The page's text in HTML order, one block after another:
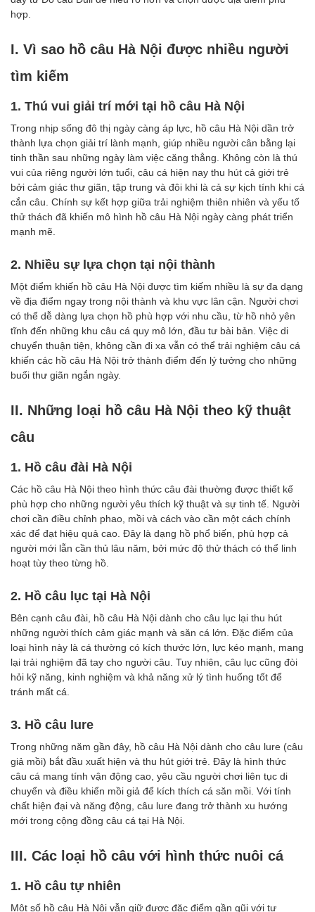
hợp.
I. Vì sao hồ câu Hà Nội được nhiều người
tìm kiếm
1. Thú vui giải trí mới tại hồ câu Hà Nội
Trong nhịp sống đô thị ngày càng áp lực, hồ câu Hà Nội dần trở
thành lựa chọn giải trí lành mạnh, giúp nhiều người cân bằng lại
tinh thần sau những ngày làm việc căng thẳng. Không còn là thú
vui của riêng người lớn tuổi, câu cá hiện nay thu hút cả giới trẻ
bởi cảm giác thư giãn, tập trung và đôi khi là cả sự kịch tính khi cá
cắn câu. Chính sự kết hợp giữa trải nghiệm thiên nhiên và yếu tố
thử thách đã khiến mô hình hồ câu Hà Nội ngày càng phát triển
mạnh mẽ.
2. Nhiều sự lựa chọn tại nội thành
Một điểm khiến hồ câu Hà Nội được tìm kiếm nhiều là sự đa dạng
về địa điểm ngay trong nội thành và khu vực lân cận. Người chơi
có thể dễ dàng lựa chọn hồ phù hợp với nhu cầu, từ hồ nhỏ yên
tĩnh đến những khu câu cá quy mô lớn, đầu tư bài bản. Việc di
chuyển thuận tiện, không cần đi xa vẫn có thể trải nghiệm câu cá
khiến các hồ câu Hà Nội trở thành điểm đến lý tưởng cho những
buổi thư giãn ngắn ngày.
II. Những loại hồ câu Hà Nội theo kỹ thuật
câu
1. Hồ câu đài Hà Nội
Các hồ câu Hà Nội theo hình thức câu đài thường được thiết kế
phù hợp cho những người yêu thích kỹ thuật và sự tinh tế. Người
chơi cần điều chỉnh phao, mồi và cách vào cần một cách chính
xác để đạt hiệu quả cao. Đây là dạng hồ phổ biến, phù hợp cả
người mới lẫn cần thủ lâu năm, bởi mức độ thử thách có thể linh
hoạt tùy theo từng hồ.
2. Hồ câu lục tại Hà Nội
Bên cạnh câu đài, hồ câu Hà Nội dành cho câu lục lại thu hút
những người thích cảm giác mạnh và săn cá lớn. Đặc điểm của
loại hình này là cá thường có kích thước lớn, lực kéo mạnh, mang
lại trải nghiệm đã tay cho người câu. Tuy nhiên, câu lục cũng đòi
hỏi kỹ năng, kinh nghiệm và khả năng xử lý tình huống tốt để
tránh mất cá.
3. Hồ câu lure
Trong những năm gần đây, hồ câu Hà Nội dành cho câu lure (câu
giả mồi) bắt đầu xuất hiện và thu hút giới trẻ. Đây là hình thức
câu cá mang tính vận động cao, yêu cầu người chơi liên tục di
chuyển và điều khiển mồi giả để kích thích cá săn mồi. Với tính
chất hiện đại và năng động, câu lure đang trở thành xu hướng
mới trong cộng đồng câu cá tại Hà Nội.
III. Các loại hồ câu với hình thức nuôi cá
1. Hồ câu tự nhiên
Một số hồ câu Hà Nội vẫn giữ được đặc điểm gần gũi với tự